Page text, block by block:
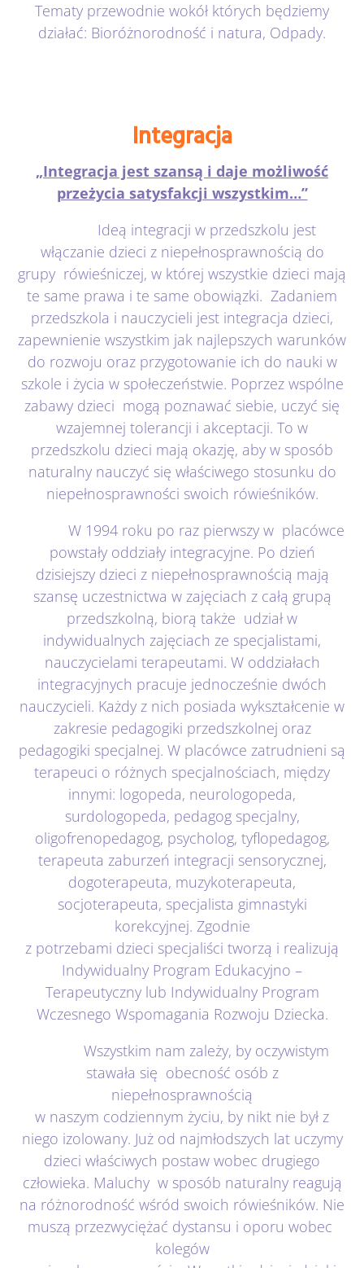
Tematy przewodnie wokół których będziemy
działać: Bioróżnorodność i natura, Odpady.
Integracja
„Integracja jest szansą i daje możliwość
przeżycia satysfakcji wszystkim…”
Ideą integracji w przedszkolu jest
włączanie dzieci z niepełnosprawnością do
grupy rówieśniczej, w której wszystkie dzieci mają
te same prawa i te same obowiązki. Zadaniem
przedszkola i nauczycieli jest integracja dzieci,
zapewnienie wszystkim jak najlepszych warunków
do rozwoju oraz przygotowanie ich do nauki w
szkole i życia w społeczeństwie. Poprzez wspólne
zabawy dzieci mogą poznawać siebie, uczyć się
wzajemnej tolerancji i akceptacji. To w
przedszkolu dzieci mają okazję, aby w sposób
naturalny nauczyć się właściwego stosunku do
niepełnosprawności swoich rówieśników.
W 1994 roku po raz pierwszy w placówce
powstały oddziały integracyjne. Po dzień
dzisiejszy dzieci z niepełnosprawnością mają
szansę uczestnictwa w zajęciach z całą grupą
przedszkolną, biorą także udział w
indywidualnych zajęciach ze specjalistami,
nauczycielami terapeutami. W oddziałach
integracyjnych pracuje jednocześnie dwóch
nauczycieli. Każdy z nich posiada wykształcenie w
zakresie pedagogiki przedszkolnej oraz
pedagogiki specjalnej. W placówce zatrudnieni są
terapeuci o różnych specjalnościach, między
innymi: logopeda, neurologopeda,
surdologopeda, pedagog specjalny,
oligofrenopedagog, psycholog, tyflopedagog,
terapeuta zaburzeń integracji sensorycznej,
dogoterapeuta, muzykoterapeuta,
socjoterapeuta, specjalista gimnastyki
korekcyjnej. Zgodnie
z potrzebami dzieci specjaliści tworzą i realizują
Indywidualny Program Edukacyjno –
Terapeutyczny lub Indywidualny Program
Wczesnego Wspomagania Rozwoju Dziecka.
Wszystkim nam zależy, by oczywistym
stawała się obecność osób z
niepełnosprawnością
w naszym codziennym życiu, by nikt nie był z
niego izolowany. Już od najmłodszych lat uczymy
dzieci właściwych postaw wobec drugiego
człowieka. Maluchy w sposób naturalny reagują
na różnorodność wśród swoich rówieśników. Nie
muszą przezwyciężać dystansu i oporu wobec
kolegów